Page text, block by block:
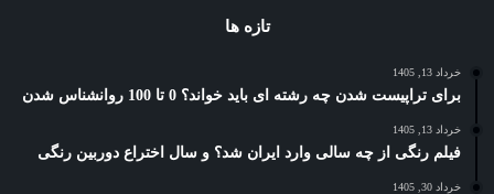
تازه ها
خرداد 13, 1405
برای تراپیست شدن چه رشته ای باید خواند؟ 0 تا 100 روانشناس شدن
خرداد 13, 1405
فیلم رنگی از چه سالی وارد ایران شد؟ و سال اختراع دوربین رنگی
خرداد 30, 1405